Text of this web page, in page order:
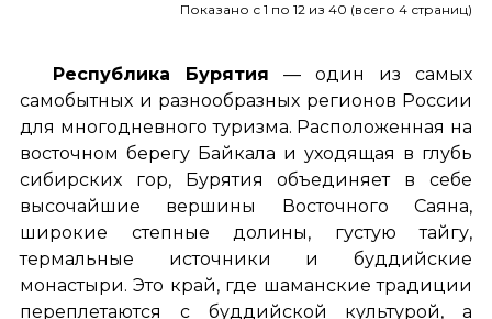
Показано с 1 по 12 из 40 (всего 4 страниц)
Республика Бурятия — один из самых
самобытных и разнообразных регионов России
для многодневного туризма. Расположенная на
восточном берегу Байкала и уходящая в глубь
сибирских гор, Бурятия объединяет в себе
высочайшие вершины Восточного Саяна,
широкие степные долины, густую тайгу,
термальные источники и буддийские
монастыри. Это край, где шаманские традиции
переплетаются с буддийской культурой, а